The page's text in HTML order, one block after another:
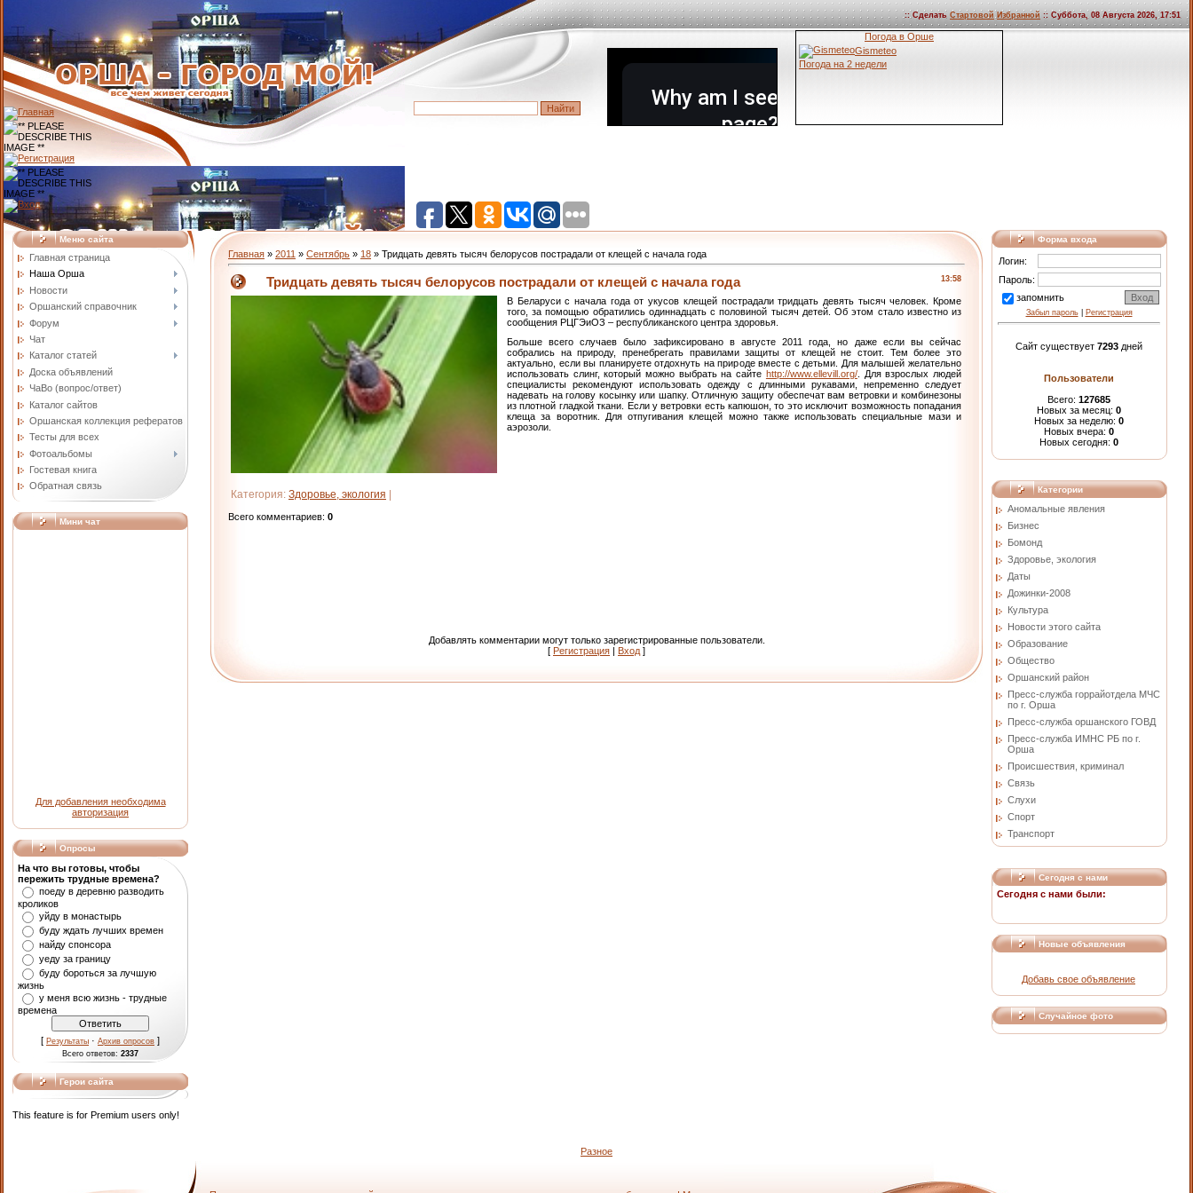
:: Сделать Стартовой Избранной :: Суббота, 08 Августа 2026, 17:51
Погода в Орше
Gismeteo
Погода на 2 недели
Меню сайта
Главная страница
Наша Орша
Новости
Оршанский справочник
Форум
Чат
Каталог статей
Доска объявлений
ЧаВо (вопрос/ответ)
Каталог сайтов
Оршанская коллекция рефератов
Тесты для всех
Фотоальбомы
Гостевая книга
Обратная связь
Мини чат
Для добавления необходима
авторизация
Опросы
На что вы готовы, чтобы
пережить трудные времена?
поеду в деревню разводить
кроликов
уйду в монастырь
буду ждать лучших времен
найду спонсора
уеду за границу
буду бороться за лучшую
жизнь
у меня всю жизнь - трудные
времена
[ Результаты · Архив опросов ]
Всего ответов: 2337
Герои сайта
This feature is for Premium users only!
Главная » 2011 » Сентябрь » 18 » Тридцать девять тысяч белорусов пострадали от клещей с начала года
13:58
Тридцать девять тысяч белорусов пострадали от клещей с начала года
В Беларуси с начала года от укусов клещей пострадали тридцать девять тысяч человек. Кроме
того, за помощью обратились одиннадцать с половиной тысяч детей. Об этом стало известно из
сообщения РЦГЭиОЗ – республиканского центра здоровья.
Больше всего случаев было зафиксировано в августе 2011 года, но даже если вы сейчас
собрались на природу, пренебрегать правилами защиты от клещей не стоит. Тем более это
актуально, если вы планируете отдохнуть на природе вместе с детьми. Для малышей желательно
использовать слинг, который можно выбрать на сайте http://www.ellevill.org/. Для взрослых людей
специалисты рекомендуют использовать одежду с длинными рукавами, непременно следует
надевать на голову косынку или шапку. Отличную защиту обеспечат вам ветровки и комбинезоны
из плотной гладкой ткани. Если у ветровки есть капюшон, то это исключит возможность попадания
клеща за воротник. Для отпугивания клещей можно также использовать специальные мази и
аэрозоли.
Категория: Здоровье, экология |
Всего комментариев: 0
Добавлять комментарии могут только зарегистрированные пользователи.
[ Регистрация | Вход ]
Форма входа
Логин:
Пароль:
запомнить
Забыл пароль| Регистрация
Сайт существует 7293 дней
Пользователи
Всего: 127685
Новых за месяц: 0
Новых за неделю: 0
Новых вчера: 0
Новых сегодня: 0
Категории
Аномальные явления
Бизнес
Бомонд
Здоровье, экология
Даты
Дожинки-2008
Культура
Новости этого сайта
Образование
Общество
Оршанский район
Пресс-служба горрайотдела МЧС
по г. Орша
Пресс-служба оршанского ГОВД
Пресс-служба ИМНС РБ по г.
Орша
Проиcшествия, криминал
Связь
Слухи
Спорт
Транспорт
Сегодня с нами
Сегодня с нами были:
Новые объявления
Добавь свое объявление
Случайное фото
Разное